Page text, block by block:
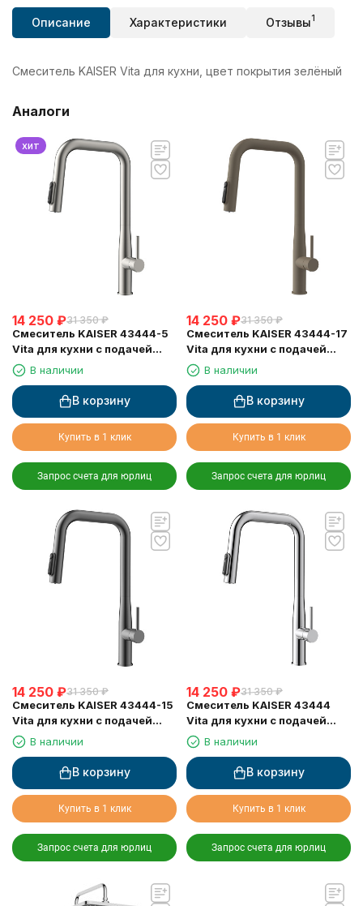
Описание Характеристики Отзывы1
Смеситель KAISER Vita для кухни, цвет покрытия зелёный
Аналоги
хит
14 250 ₽31 350 ₽
Смеситель KAISER 43444-5
Vita для кухни с подачей
фильтрованной воды
В наличии
В корзину
Купить в 1 клик
Запрос счета для юрлиц
14 250 ₽31 350 ₽
Смеситель KAISER 43444-17
Vita для кухни с подачей
фильтрованной воды и
выдвижной лейкой
В наличии
В корзину
Купить в 1 клик
Запрос счета для юрлиц
14 250 ₽31 350 ₽
Смеситель KAISER 43444-15
Vita для кухни с подачей
фильтрованной воды и
выдвижной лейкой
В наличии
В корзину
Купить в 1 клик
Запрос счета для юрлиц
14 250 ₽31 350 ₽
Смеситель KAISER 43444
Vita для кухни с подачей
фильтрованной воды и
выдвижной лейкой
В наличии
В корзину
Купить в 1 клик
Запрос счета для юрлиц